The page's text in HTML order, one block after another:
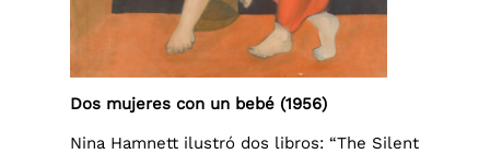
Dos mujeres con un bebé (1956)
Nina Hamnett ilustró dos libros: “The Silent